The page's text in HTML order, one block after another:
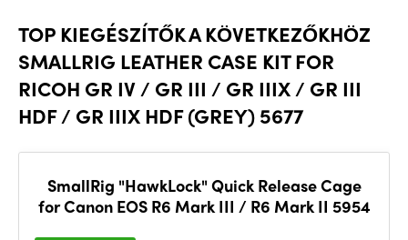
TOP KIEGÉSZÍTŐK A KÖVETKEZŐKHÖZ
SMALLRIG LEATHER CASE KIT FOR
RICOH GR IV / GR III / GR IIIX / GR III
HDF / GR IIIX HDF (GREY) 5677
SmallRig "HawkLock" Quick Release Cage
for Canon EOS R6 Mark III / R6 Mark II 5954